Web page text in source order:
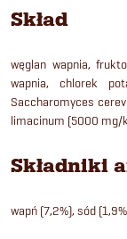
Skład
węglan wapnia,
wapnia, chlorek
Saccharomyces
limacinum (5000 mg/
Składniki
wapń (7,2%), sód